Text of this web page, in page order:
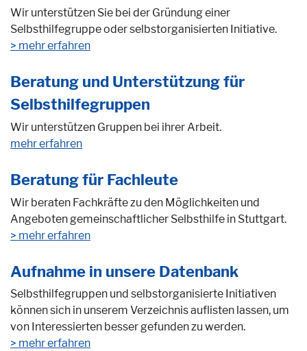
Wir unterstützen Sie bei der Gründung einer
Selbsthilfegruppe oder selbstorganisierten Initiative.
mehr erfahren
Beratung und Unterstützung für
Selbsthilfegruppen
Wir unterstützen Gruppen bei ihrer Arbeit.
mehr erfahren
Beratung für Fachleute
Wir beraten Fachkräfte zu den Möglichkeiten und
Angeboten gemeinschaftlicher Selbsthilfe in Stuttgart.
mehr erfahren
Aufnahme in unsere Datenbank
Selbsthilfegruppen und selbstorganisierte Initiativen
können sich in unserem Verzeichnis auflisten lassen, um
von Interessierten besser gefunden zu werden.
mehr erfahren